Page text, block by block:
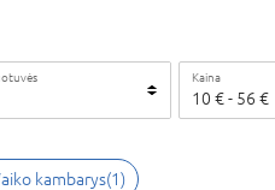
Kaina
10 € - 56 €
kambarys(1)